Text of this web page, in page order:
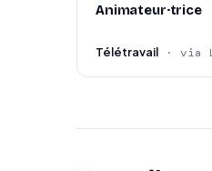
Animateur·trice
Télétravail · via